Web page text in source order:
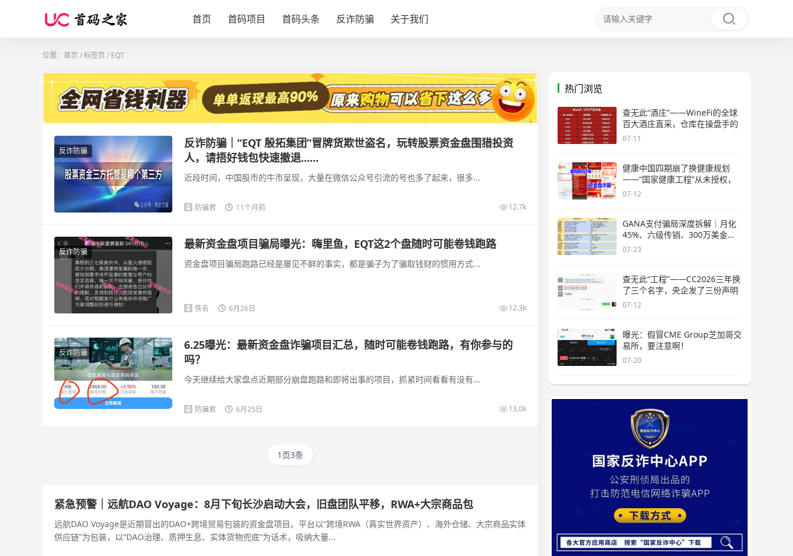
首页 首码项目 首码头条 反诈防骗 关于我们
位置： 首页 /标签页 / EQT
反诈防骗
反诈防骗｜“EQT 殷拓集团”冒牌货欺世盗名，玩转股票资金盘围猎投资
人，请捂好钱包快速撤退......
近段时间，中国股市的牛市呈现，大量在微信公众号引流的号也多了起来，很多...
防骗君 11个月前 12.7k
反诈防骗
最新资金盘项目骗局曝光：嗨里鱼，EQT这2个盘随时可能卷钱跑路
资金盘项目骗局跑路已经是屡见不鲜的事实，都是骗子为了骗取钱财的惯用方式...
佚名 6月26日 12.3k
反诈防骗
6.25曝光：最新资金盘诈骗项目汇总，随时可能卷钱跑路，有你参与的
吗？
今天继续给大家盘点近期部分崩盘跑路和即将出事的项目，抓紧时间看看有没有...
防骗君 6月25日 13.0k
1页3条
紧急预警｜远航DAO Voyage：8月下旬长沙启动大会，旧盘团队平移，RWA+大宗商品包
远航DAO Voyage是近期冒出的DAO+跨境贸易包装的资金盘项目。平台以“跨境RWA（真实世界资产）、海外仓储、大宗商品实体
供应链”为包装，以“DAO治理、质押生息、实体货物兜底”为话术，吸纳大量...
热门浏览
查无此“酒庄”——WineFi的全球
百大酒庄直采，仓库在操盘手的
07-11
健康中国四期崩了换健康规划
——“国家健康工程”从未授权，
07-12
GANA支付骗局深度拆解｜月化
45%、六级传销、300万美金窟
窿，拉菲
07-23
查无此“工程”——CC2026三年换
了三个名字，央企发了三份声明
07-12
曝光：假冒CME Group芝加哥交
易所，要注意啊！
07-20